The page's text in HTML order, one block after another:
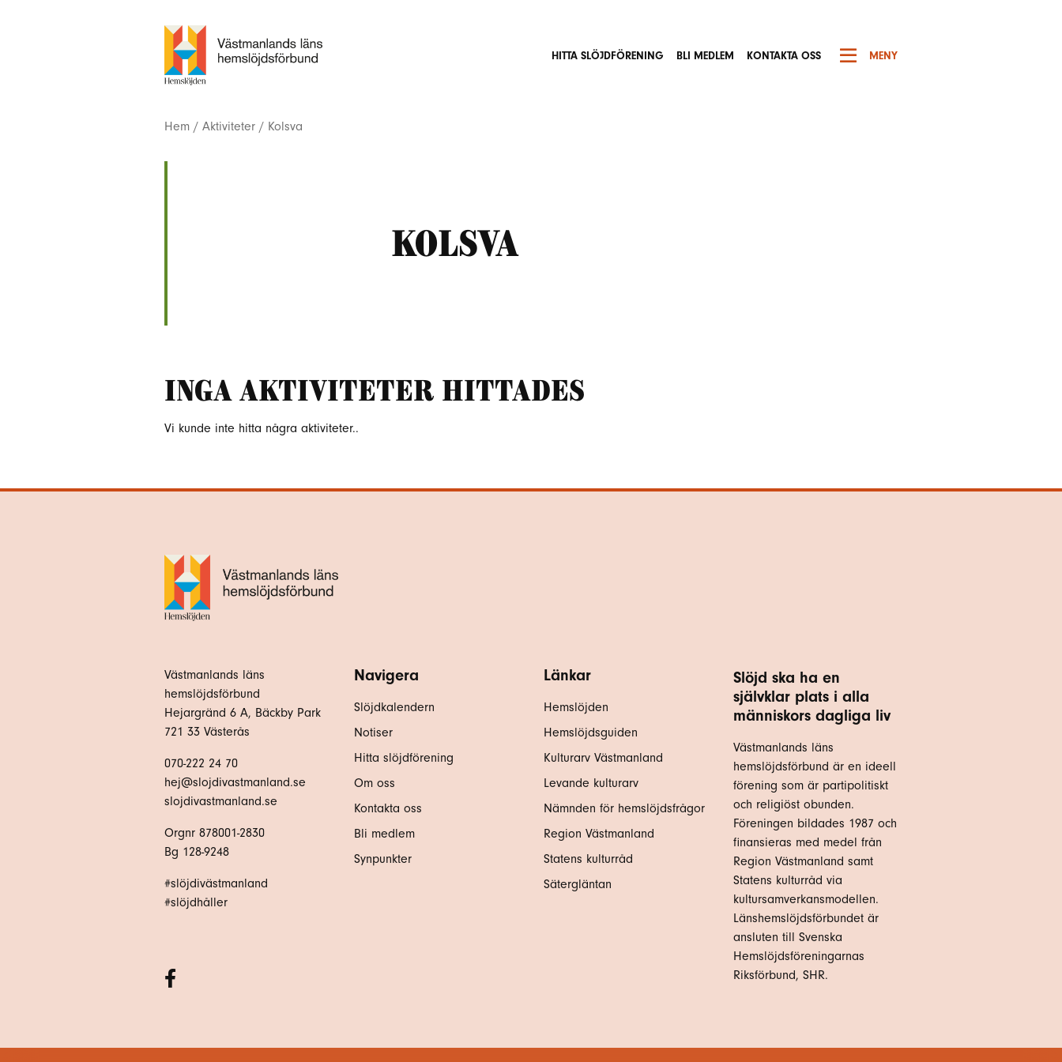
HITTA SLÖJDFÖRENING BLI MEDLEM KONTAKTA OSS MENY
Hem / Aktiviteter / Kolsva
Kolsva
Inga aktiviteter hittades
Vi kunde inte hitta några aktiviteter..
Västmanlands läns
hemslöjdsförbund
Hejargränd 6 A, Bäckby Park
721 33 Västerås
070-222 24 70
hej@slojdivastmanland.se
slojdivastmanland.se
Orgnr 878001-2830
Bg 128-9248
#slöjdivästmanland
#slöjdhåller
Navigera
Slöjdkalendern
Notiser
Hitta slöjdförening
Om oss
Kontakta oss
Bli medlem
Synpunkter
Länkar
Hemslöjden
Hemslöjdsguiden
Kulturarv Västmanland
Levande kulturarv
Nämnden för hemslöjdsfrågor
Region Västmanland
Statens kulturråd
Sätergläntan
Slöjd ska ha en
självklar plats i alla
människors dagliga liv
Västmanlands läns
hemslöjdsförbund är en ideell
förening som är partipolitiskt
och religiöst obunden.
Föreningen bildades 1987 och
finansieras med medel från
Region Västmanland samt
Statens kulturråd via
kultursamverkansmodellen.
Länshemslöjdsförbundet är
ansluten till Svenska
Hemslöjdsföreningarnas
Riksförbund, SHR.